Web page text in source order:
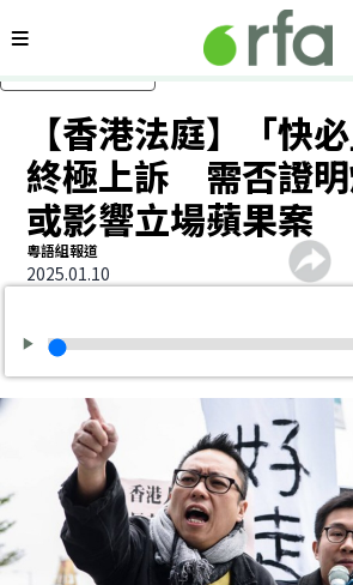
內容分類
【香港法庭】「快
終極上訴 需否證明
或影響立場蘋果案
粵語組報道
2025.01.10